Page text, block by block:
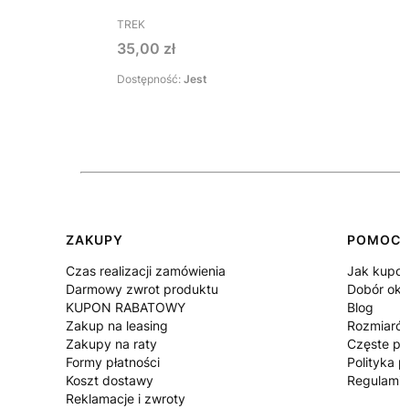
PRODUCENT
TREK
Cena
35,00 zł
Dostępność: Jest
Linki w stopce
ZAKUPY
Czas realizacji zamówienia
Darmowy zwrot produktu
KUPON RABATOWY
Zakup na leasing
Zakupy na raty
Formy płatności
Koszt dostawy
Reklamacje i zwroty
POMOC
Jak
Dobór
Blog
Częste
Polityka